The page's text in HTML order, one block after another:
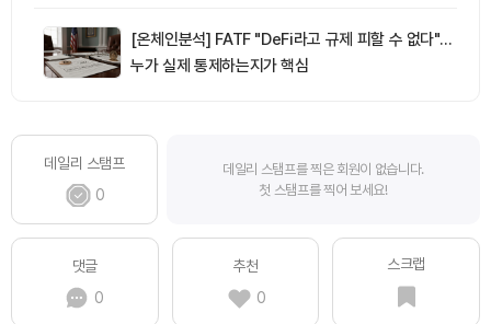
[온체인분석] FATF "DeFi라고 규제 피할 수 없다"…
누가 실제 통제하는지가 핵심
데일리 스탬프
0
데일리 스탬프를 찍은 회원이 없습니다.
첫 스탬프를 찍어 보세요!
댓글
0
추천
0
스크랩